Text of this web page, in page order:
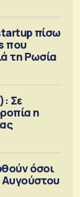
πίσω
που
τη Ρωσία
Σε
η
όσοι
Αυγούστου